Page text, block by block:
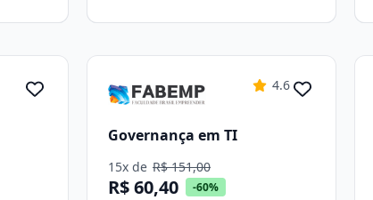
4.6
Governança em TI
15x de R$ 151,00
R$ 60,40
-60%